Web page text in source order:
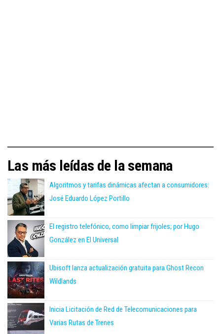
Las más leídas de la semana
Algoritmos y tarifas dinámicas afectan a consumidores:
José Eduardo López Portillo
El registro telefónico, como limpiar frijoles; por Hugo
González en El Universal
Ubisoft lanza actualización gratuita para Ghost Recon
Wildlands
Inicia Licitación de Red de Telecomunicaciones para
Varias Rutas de Trenes